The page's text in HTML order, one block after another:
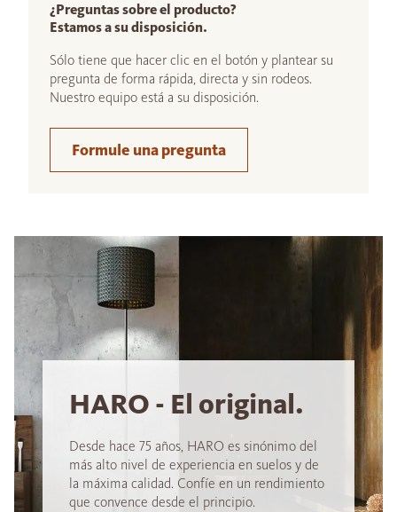
¿Preguntas sobre el producto?
Estamos a su disposición.
Sólo tiene que hacer clic en el botón y plantear su
pregunta de forma rápida, directa y sin rodeos.
Nuestro equipo está a su disposición.
Formule una pregunta
HARO - El original.
Desde hace 75 años, HARO es sinónimo del
más alto nivel de experiencia en suelos y de
la máxima calidad. Confíe en un rendimiento
que convence desde el principio.